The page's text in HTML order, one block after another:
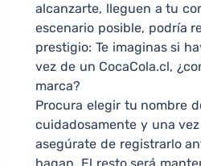
alcanzarte, lleguen a tu
escenario posible, podría
prestigio: Te imaginas si
vez de un CocaCola.cl,
marca?
Procura elegir tu nombre
cuidadosamente y una
asegúrate de registrarlo